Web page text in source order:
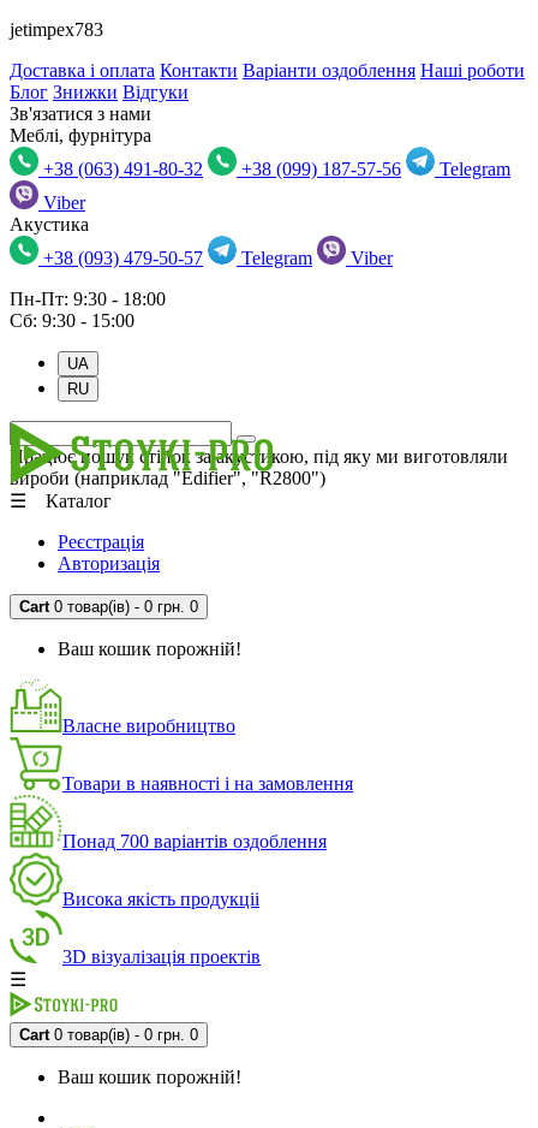
jetimpex783
Доставка і оплата Контакти Варіанти оздоблення Наші роботи
Блог Знижки Відгуки
Зв'язатися з нами
Меблі, фурнітура
+38 (063) 491-80-32
+38 (099) 187-57-56
Telegram
Viber
Акустика
+38 (093) 479-50-57
Telegram
Viber
Пн-Пт: 9:30 - 18:00
Сб: 9:30 - 15:00
UA
RU
Працює пошук стійок за акустикою, під яку ми виготовляли
вироби (наприклад "Edifier", "R2800")
☰ Каталог
Реєстрація
Авторизація
Cart 0 товар(ів) - 0 грн. 0
Ваш кошик порожній!
Власне виробництво
Товари в наявності і на замовлення
Понад 700 варіантів оздоблення
Висока якість продукціі
3D візуалізація проектів
☰
Cart 0 товар(ів) - 0 грн. 0
Ваш кошик порожній!